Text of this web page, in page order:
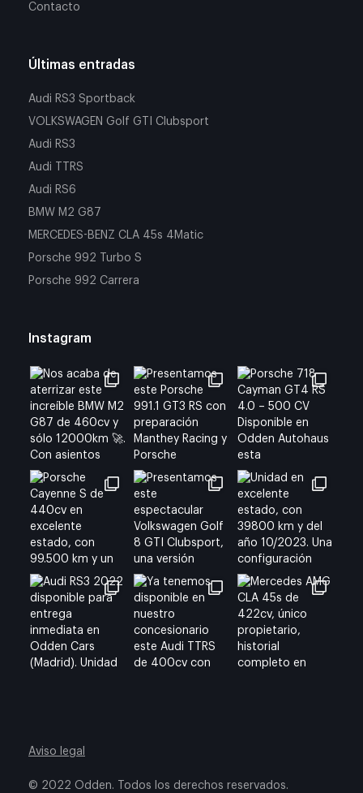
Contacto
Últimas entradas
Audi RS3 Sportback
VOLKSWAGEN Golf GTI Clubsport
Audi RS3
Audi TTRS
Audi RS6
BMW M2 G87
MERCEDES-BENZ CLA 45s 4Matic
Porsche 992 Turbo S
Porsche 992 Carrera
Instagram
Aviso legal
© 2022 Odden. Todos los derechos reservados.